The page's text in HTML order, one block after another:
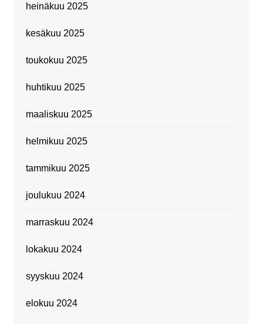
heinäkuu 2025
kesäkuu 2025
toukokuu 2025
huhtikuu 2025
maaliskuu 2025
helmikuu 2025
tammikuu 2025
joulukuu 2024
marraskuu 2024
lokakuu 2024
syyskuu 2024
elokuu 2024